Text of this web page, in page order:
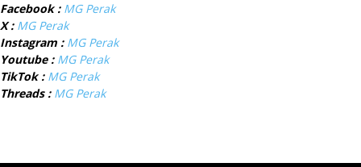
Facebook : MG Perak
X : MG Perak
Instagram : MG Perak
Youtube : MG Perak
TikTok : MG Perak
Threads : MG Perak